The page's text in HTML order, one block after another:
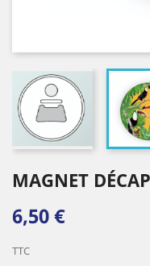
MAGNET
6,50 €
TTC